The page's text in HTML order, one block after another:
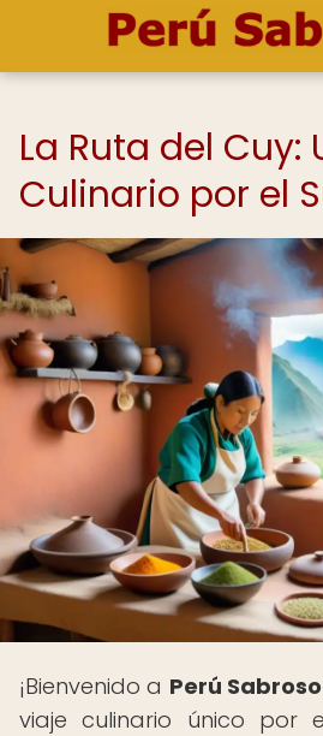
La Ruta del Cuy:
Culinario por el
¡Bienvenido a Perú Sabroso
viaje culinario único por